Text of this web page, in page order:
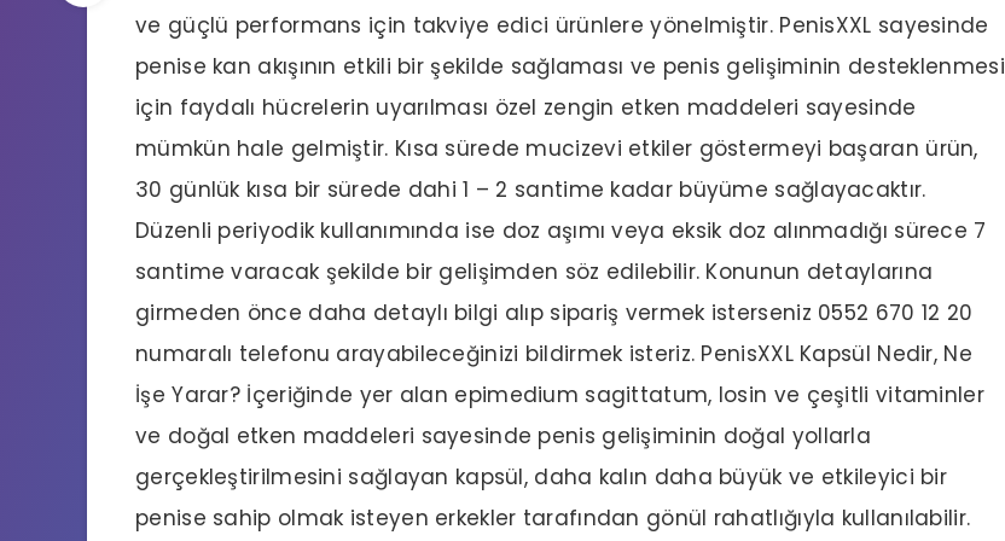
ve güçlü performans için takviye edici ürünlere yönelmiştir. PenisXXL sayesinde
penise kan akışının etkili bir şekilde sağlaması ve penis gelişiminin desteklenmesi
için faydalı hücrelerin uyarılması özel zengin etken maddeleri sayesinde
mümkün hale gelmiştir. Kısa sürede mucizevi etkiler göstermeyi başaran ürün,
30 günlük kısa bir sürede dahi 1 – 2 santime kadar büyüme sağlayacaktır.
Düzenli periyodik kullanımında ise doz aşımı veya eksik doz alınmadığı sürece 7
santime varacak şekilde bir gelişimden söz edilebilir. Konunun detaylarına
girmeden önce daha detaylı bilgi alıp sipariş vermek isterseniz 0552 670 12 20
numaralı telefonu arayabileceğinizi bildirmek isteriz. PenisXXL Kapsül Nedir, Ne
İşe Yarar? İçeriğinde yer alan epimedium sagittatum, losin ve çeşitli vitaminler
ve doğal etken maddeleri sayesinde penis gelişiminin doğal yollarla
gerçekleştirilmesini sağlayan kapsül, daha kalın daha büyük ve etkileyici bir
penise sahip olmak isteyen erkekler tarafından gönül rahatlığıyla kullanılabilir.